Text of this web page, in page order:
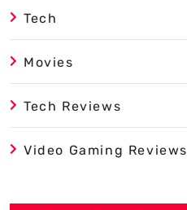
Tech
Movies
Tech Reviews
Video Gaming Reviews